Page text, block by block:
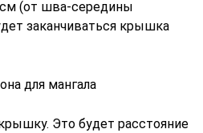
(от шва-середины
заканчиваться крышка
для мангала
Это будет расстояние